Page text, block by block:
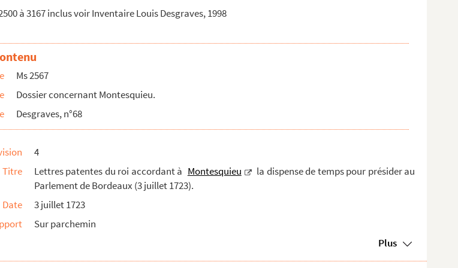
Bordeaux consenti par Mo...
consenti par Mo...
de Saint-Sauveur concernant l'...
son frère Joseph de Secondat
maison située à Preignac (1e...
de reculer le banc quil...
de Montesquieu, au mois de dé...
à 3167 inclus voir Inventaire Louis Desgraves, 1998
Ms 2567
Dossier concernant Montesquieu.
Desgraves, n°68
4
Titre
Lettres patentes du roi accordant à Montesquieu
la dispense de temps pour présider au
Parlement de Bordeaux (3 juillet 1723).
Date
3 juillet 1723
Sur parchemin
Plus